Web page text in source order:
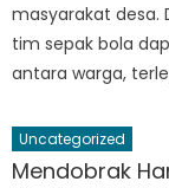
masyarakat desa.
tim sepak bola
antara warga,
Uncategorized
Mendobrak